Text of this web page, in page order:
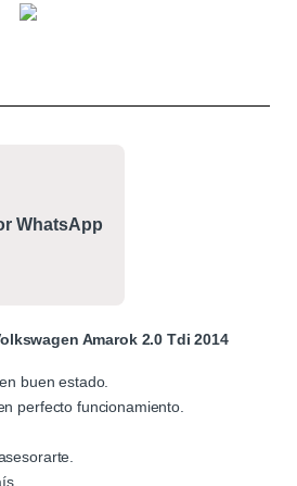
WhatsApp
Amarok 2.0 Tdi 2014
buen estado.
perfecto funcionamiento.